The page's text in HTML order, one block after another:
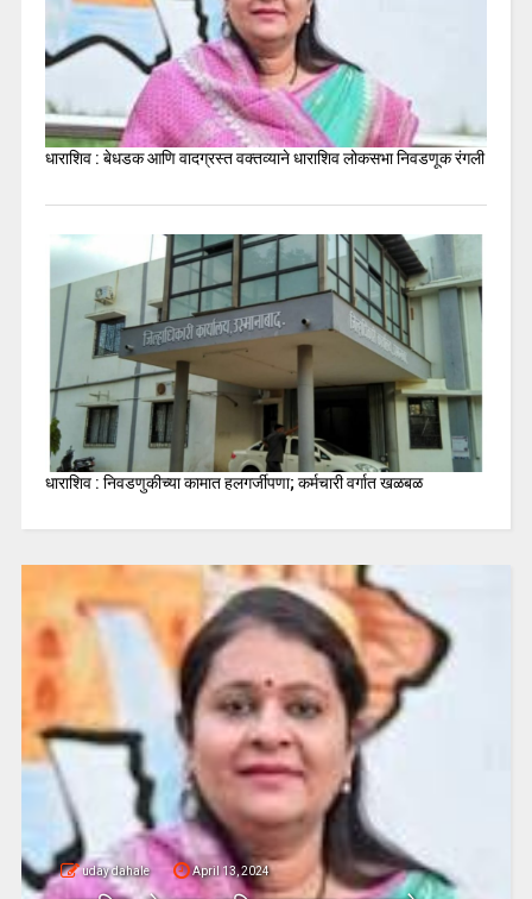
धाराशिव : बेधडक आणि वादग्रस्त वक्तव्याने धाराशिव लोकसभा निवडणूक रंगली
धाराशिव : निवडणुकीच्या कामात हलगर्जीपणा; कर्मचारी वर्गात खळबळ
uday dahale April 13, 2024